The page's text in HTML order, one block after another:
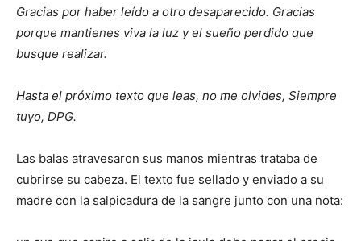
Gracias por haber leído a otro desaparecido. Gracias
porque mantienes viva la luz y el sueño perdido que
busque realizar.
Hasta el próximo texto que leas, no me olvides, Siempre
tuyo, DPG.
Las balas atravesaron sus manos mientras trataba de
cubrirse su cabeza. El texto fue sellado y enviado a su
madre con la salpicadura de la sangre junto con una nota: